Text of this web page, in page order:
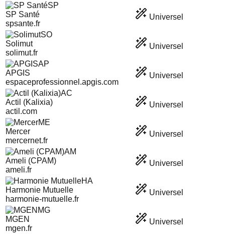
SP
SP Santé
spsante.fr
Universel
SO
Solimut
solimut.fr
Universel
AP
APGIS
espaceprofessionnel.apgis.com
Universel
AC
Actil (Kalixia)
actil.com
Universel
ME
Mercer
mercernet.fr
Universel
AM
Ameli (CPAM)
ameli.fr
Universel
HA
Harmonie Mutuelle
harmonie-mutuelle.fr
Universel
MG
MGEN
mgen.fr
Universel